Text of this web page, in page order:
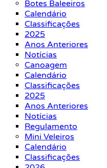
Botes Baleeiros
Calendário
Classificações
2025
Anos Anteriores
Notícias
Canoagem
Calendário
Classificações
2025
Anos Anteriores
Notícias
Regulamento
Mini Veleiros
Calendário
Classificações